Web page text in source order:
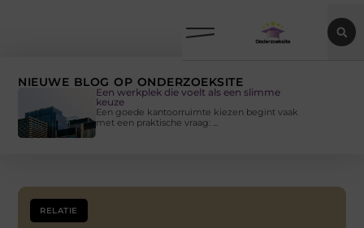
NIEUWE BLOG OP ONDERZOEKSITE
Een werkplek die voelt als een slimme
keuze
Een goede kantoorruimte kiezen begint vaak
met een praktische vraag: ...
RELATIE